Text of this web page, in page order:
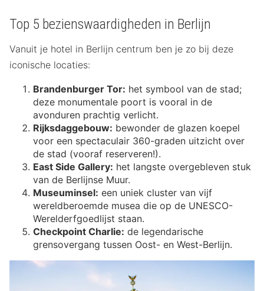
Top 5 bezienswaardigheden in Berlijn
Vanuit je hotel in Berlijn centrum ben je zo bij deze
iconische locaties:
Brandenburger Tor: het symbool van de stad;
deze monumentale poort is vooral in de
avonduren prachtig verlicht.
Rijksdaggebouw: bewonder de glazen koepel
voor een spectaculair 360-graden uitzicht over
de stad (vooraf reserveren!).
East Side Gallery: het langste overgebleven stuk
van de Berlijnse Muur.
Museuminsel: een uniek cluster van vijf
wereldberoemde musea die op de UNESCO-
Werelderfgoedlijst staan.
Checkpoint Charlie: de legendarische
grensovergang tussen Oost- en West-Berlijn.